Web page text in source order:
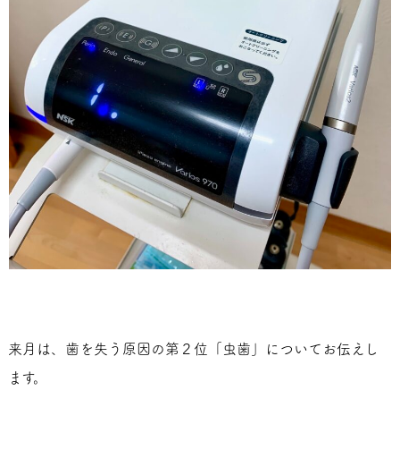
来月は、歯を失う原因の第２位「虫歯」についてお伝えし
ます。